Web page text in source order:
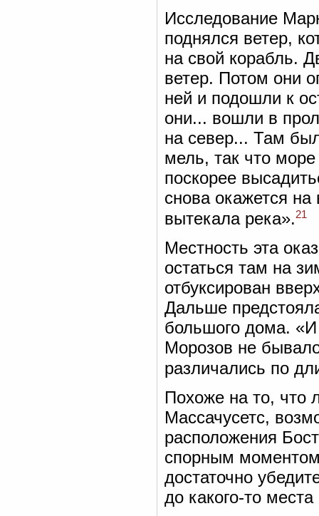
Исследование
поднялся ветер,
на свой корабль.
ветер. Потом они
ней и подошли к
они... вошли в
на север... Там
мель, так что
поскорее
снова окажется на
вытекала река».21
Местность эта
остаться там на
отбуксирован
Дальше
большого дома. «И
Морозов не
различались по
Похоже на то, что
Массачусетс,
расположения
спорным
достаточно
до какого-то